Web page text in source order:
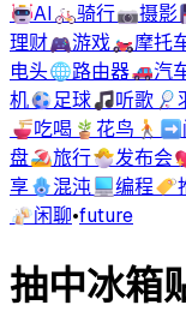
🤖AI🚲骑行📷摄影
理财🎮游戏🏍️摩托
电头🌐路由器🚗汽
机⚽足球🎵听歌 🏸
🍜吃喝 🪴 花鸟 🚶‍➡️
盘🏖️旅行🐣发布会
享🪬混沌💻编程🏷️
🍻闲聊•future
抽中冰箱